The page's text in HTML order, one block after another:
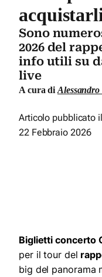
Sono
2026 del
info utili su
live
A cura di
Articolo pubblicato
22 Febbraio 2026
Biglietti concerto
per il tour del
big del panorama